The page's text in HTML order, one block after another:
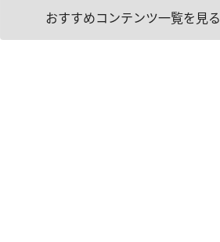
おすすめコンテンツ一覧を見る